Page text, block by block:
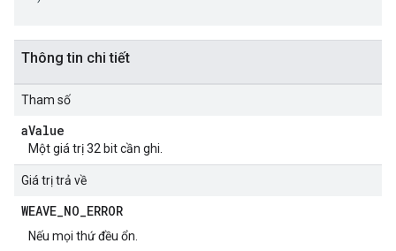
Thông tin chi tiết
Tham số
aValue
Một giá trị 32 bit cần ghi.
Giá trị trả về
WEAVE_NO_ERROR
Nếu mọi thứ đều ổn.